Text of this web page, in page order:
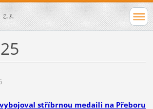
stříbrnou medaili na Přeboru